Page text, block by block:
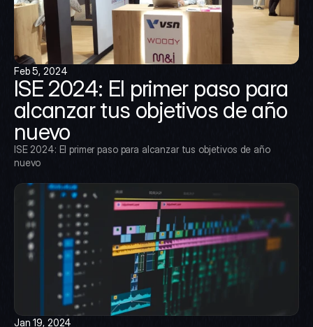
Feb 5, 2024
ISE 2024: El primer paso para
alcanzar tus objetivos de año
nuevo
ISE 2024: El primer paso para alcanzar tus objetivos de año
nuevo
Jan 19, 2024